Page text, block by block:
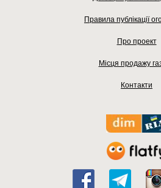
Правила публікації
Про проект
Місця продажу
Контакти